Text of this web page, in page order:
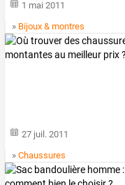
1 mai 2011
» Bijoux & montres
27 juil. 2011
»Chaussures